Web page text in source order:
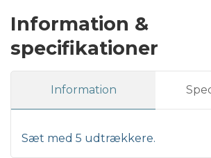
Information &
specifikationer
Information
Sæt med 5 udtrækkere.